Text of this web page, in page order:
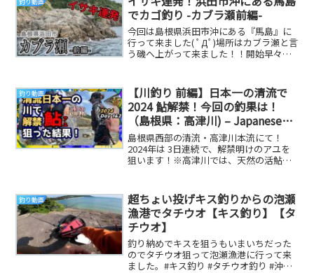
でカゴ釣り -カブラ瀬前編-
今回は島根県浜田市沖にある『馬島』に
行って来ました( ﾟДﾟ)場所はカブラ瀬と言
う磯へ上がって来ました！！開始早々イ
釣り動画
【川釣り 前編】日本一の清流で
2024 鮎解禁！今回の釣果は！
（島根県：高津川) – Japanese
Fishing
島根県西部の清流・高津川本流にて！
2024年は 3日連続で、解禁明けのアユを
狙います！※高津川では、天然の活鮎を
釣り動画
超ちょい投げキス釣りからの泡瀬
漁港でタチウオ【キス釣り】【タ
チウオ】
釣り納めでキスを狙うもいまいちだった
のでタチウオ狙って泡瀬漁港に行って来
ました。#キス釣り #タチウオ釣り #沖縄